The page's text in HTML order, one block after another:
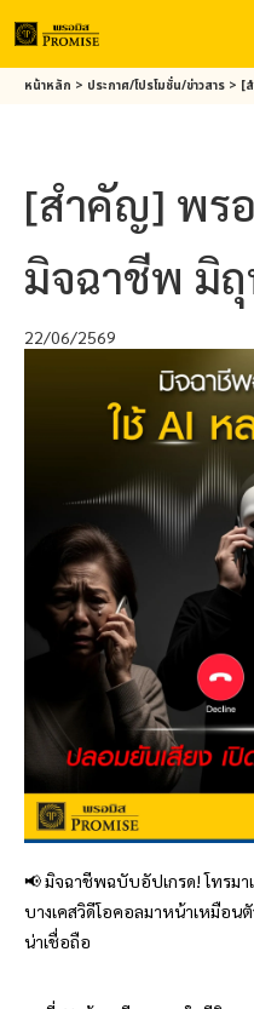
Skipหน้าหลัก > ประกาศ/โปรโมชั่น/ข่าวสาร > [
[สำคัญ] พร
มิจฉาชีพ มิ
22/06/2569
📢 มิจฉาชีพฉบับอัปเกรด! โทรม
บางเคสวิดีโอคอลมาหน้าเหมือน
น่าเชื่อถือ